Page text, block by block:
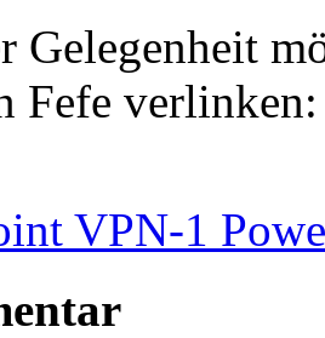
Gelegenheit
Fefe
VPN-1